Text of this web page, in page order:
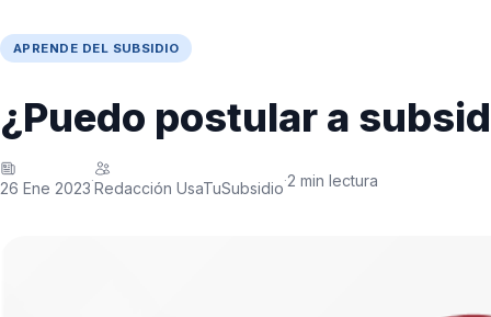
APRENDE DEL SUBSIDIO
¿Puedo postular a
26 Ene 2023·Redacción UsaTuSubsidio·2 min lectura